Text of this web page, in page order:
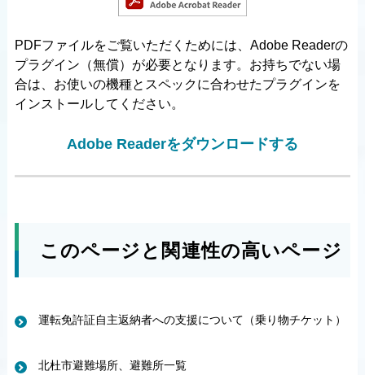
PDFファイルをご覧いただくためには、Adobe Readerの
プラグイン（無償）が必要となります。お持ちでない場
合は、お使いの機種とスペックに合わせたプラグインを
インストールしてください。
Adobe Readerをダウンロードする
このページと関連性の高いページ
運転免許証自主返納者への支援について（乗り物チケット）
北杜市避難場所、避難所一覧